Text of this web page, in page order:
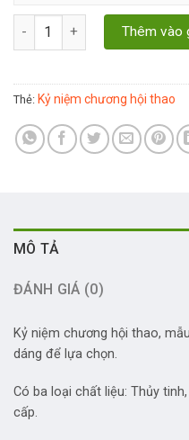
Kỷ niệm chương hội thao số
Thêm vào
Thẻ: Kỷ niệm chương hội thao
MÔ TẢ
ĐÁNH GIÁ (0)
Kỷ niệm chương hội thao,
dáng để lựa chọn.
Có ba loại chất liệu: Thủy
cấp.